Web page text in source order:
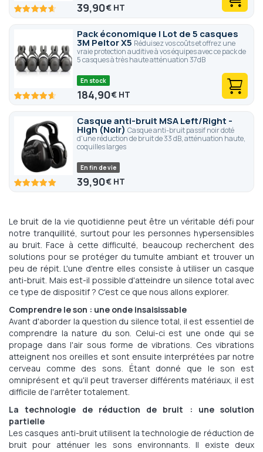
92.2100 39,90€
Pack économique | Lot de 5 casques
3M Peltor X5 Réduisez vos coûts et offrez une
vraie protection auditive à vos équipes avec ce pack de
5 casques à très haute atténuation 37dB
92.6100
En stock
184,90€
Casque anti-bruit MSA Left/Right -
High (Noir) Casque anti-bruit passif noir doté
d'une réduction de bruit de 33 dB, atténuation haute,
coquilles larges
100 100
En fin de vie
39,90€
Le bruit de la vie quotidienne peut être un véritable défi pour
notre tranquillité, surtout pour les personnes hypersensibles
au bruit. Face à cette difficulté, beaucoup recherchent des
solutions pour se protéger du tumulte ambiant et trouver un
peu de répit. L'une d'entre elles consiste à utiliser un casque
anti-bruit. Mais est-il possible d'atteindre un silence total avec
ce type de dispositif ? C'est ce que nous allons explorer.
Comprendre le son : une onde insaisissable
Avant d'aborder la question du silence total, il est essentiel de
comprendre la nature du son. Celui-ci est une onde qui se
propage dans l'air sous forme de vibrations. Ces vibrations
atteignent nos oreilles et sont ensuite interprétées par notre
cerveau comme des sons. Étant donné que le son est
omniprésent et qu'il peut traverser différents matériaux, il est
difficile de l'arrêter totalement.
La technologie de réduction de bruit : une solution
partielle
Les casques anti-bruit utilisent la technologie de réduction de
bruit pour atténuer les sons environnants. Il existe deux